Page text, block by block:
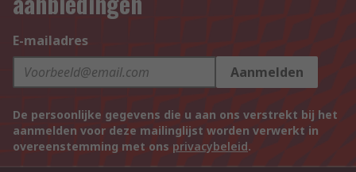
E-mailadres
Aanmelden
De persoonlijke gegevens die u aan ons verstrekt bij het
aanmelden voor deze mailinglijst worden verwerkt in
overeenstemming met ons privacybeleid.